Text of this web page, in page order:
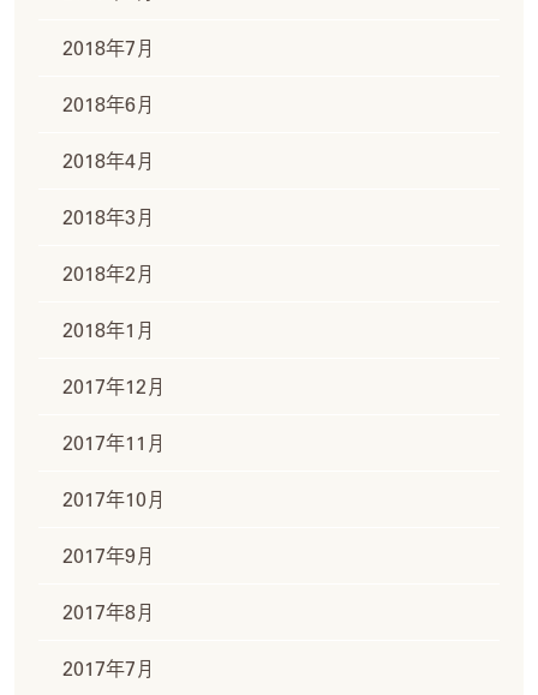
2018年7月
2018年6月
2018年4月
2018年3月
2018年2月
2018年1月
2017年12月
2017年11月
2017年10月
2017年9月
2017年8月
2017年7月